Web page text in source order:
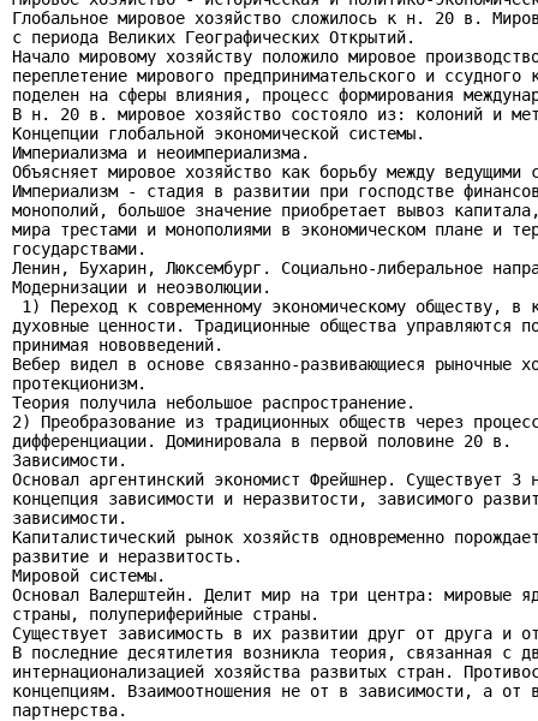
Глобальное мировое хозяйство сложилось к н. 20 в.
с периода Великих Географических Открытий.
Начало мировому хозяйству положило мировое
переплетение мирового предпринимательского и
поделен на сферы влияния, процесс формирования
В н. 20 в. мировое хозяйство состояло из: колоний и
Концепции глобальной экономической системы.
Империализма и неоимпериализма.
Объясняет мировое хозяйство как борьбу между ведущими
Империализм - стадия в развитии при господстве
монополий, большое значение приобретает вывоз
мира трестами и монополиями в экономическом плане и
государствами.
Ленин, Бухарин, Люксембург. Социально-либеральное
Модернизации и неоэволюции.
1) Переход к современному экономическому обществу, в
духовные ценности. Традиционные общества управляются
принимая нововведений.
Вебер видел в основе связанно-развивающиеся рыночные
протекционизм.
Теория получила небольшое распространение.
2) Преобразование из традиционных обществ через
дифференциации. Доминировала в первой половине 20 в.
Зависимости.
Основал аргентинский экономист Фрейшнер. Существует 3
концепция зависимости и неразвитости, зависимого
зависимости.
Капиталистический рынок хозяйств одновременно
развитие и неразвитость.
Мировой системы.
Основал Валерштейн. Делит мир на три центра: мировые
страны, полупериферийные страны.
Существует зависимость в их развитии друг от друга и
В последние десятилетия возникла теория, связанная с
интернационализацией хозяйства развитых стран.
концепциям. Взаимоотношения не от в зависимости, а от
партнерства.